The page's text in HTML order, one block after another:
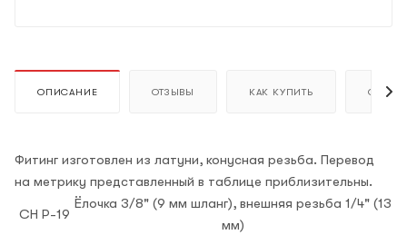
ОПИСАНИЕ ОТЗЫВЫ КАК КУПИТЬ ОПЛАТА
Фитинг изготовлен из латуни, конусная резьба. Перевод
на метрику представленный в таблице приблизительны.
CH P-19
Ёлочка 3/8" (9 мм шланг), внешняя резьба 1/4" (13
мм)